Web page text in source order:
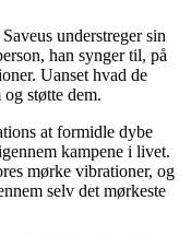
understreger sin
han synger til, på
Uanset hvad de
støtte dem.
at formidle dybe
kampene i livet.
mørke vibrationer, og
selv det mørkeste